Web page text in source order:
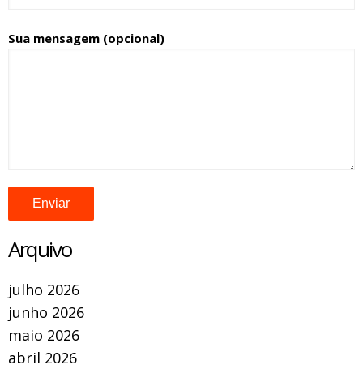
Sua mensagem (opcional)
Arquivo
julho 2026
junho 2026
maio 2026
abril 2026